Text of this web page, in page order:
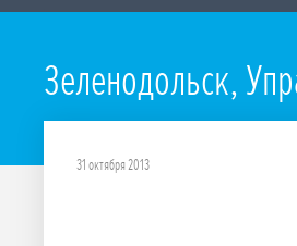
Зеленодольск,
31 октября 2013